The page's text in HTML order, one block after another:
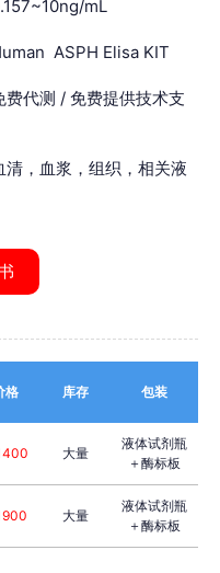
mL
ASPH Elisa KIT
费代测 / 免费提供技术支
清，血浆，组织，相关液
格 库存 包装
大量
液体试剂瓶
＋酶标板
大量
液体试剂瓶
＋酶标板